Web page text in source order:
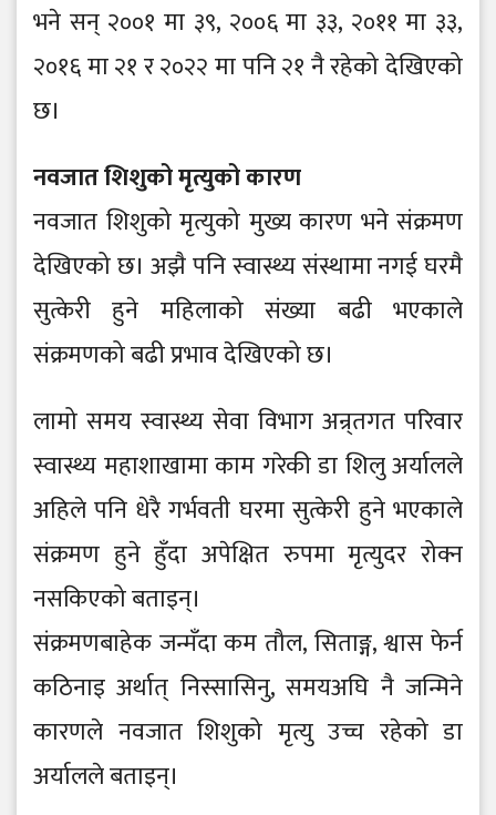
भने सन् २००१ मा ३९, २००६ मा ३३, २०११ मा ३३,
२०१६ मा २१ र २०२२ मा पनि २१ नै रहेको देखिएको
छ।
नवजात शिशुको मृत्युको कारण
नवजात शिशुको मृत्युको मुख्य कारण भने संक्रमण
देखिएको छ। अझै पनि स्वास्थ्य संस्थामा नगई घरमै
सुत्केरी हुने महिलाको संख्या बढी भएकाले
संक्रमणको बढी प्रभाव देखिएको छ।
लामो समय स्वास्थ्य सेवा विभाग अन्र्तगत परिवार
स्वास्थ्य महाशाखामा काम गरेकी डा शिलु अर्यालले
अहिले पनि धेरै गर्भवती घरमा सुत्केरी हुने भएकाले
संक्रमण हुने हुँदा अपेक्षित रुपमा मृत्युदर रोक्न
नसकिएको बताइन्।
संक्रमणबाहेक जन्मँदा कम तौल, सिताङ्ग, श्वास फेर्न
कठिनाइ अर्थात् निस्सासिनु, समयअघि नै जन्मिने
कारणले नवजात शिशुको मृत्यु उच्च रहेको डा
अर्यालले बताइन्।